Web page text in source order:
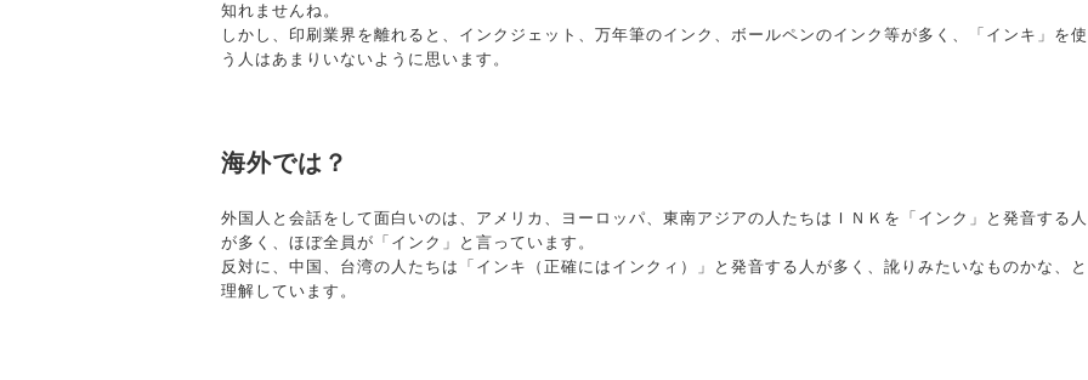
知れませんね。
しかし、印刷業界を離れると、インクジェット、万年筆のインク、ボールペンのインク等が多く、「インキ」を使
う人はあまりいないように思います。
海外では？
外国人と会話をして面白いのは、アメリカ、ヨーロッパ、東南アジアの人たちはＩＮＫを「インク」と発音する人
が多く、ほぼ全員が「インク」と言っています。
反対に、中国、台湾の人たちは「インキ（正確にはインクィ）」と発音する人が多く、訛りみたいなものかな、と
理解しています。